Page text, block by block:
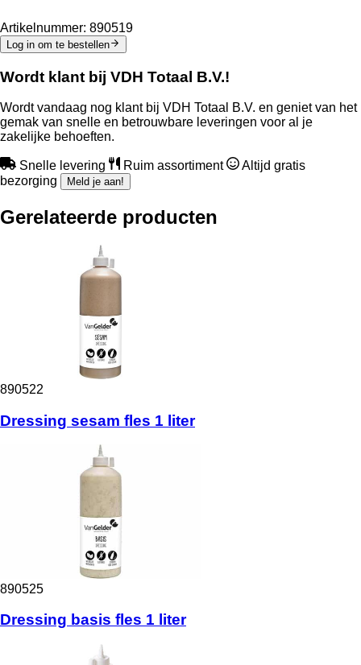
Artikelnummer: 890519
Log in om te bestellen
Wordt klant bij VDH Totaal B.V.!
Wordt vandaag nog klant bij VDH Totaal B.V. en geniet van het
gemak van snelle en betrouwbare leveringen voor al je
zakelijke behoeften.
Snelle levering Ruim assortiment
Altijd gratis
bezorging
Meld je aan!
Gerelateerde producten
890522
Dressing sesam fles 1 liter
890525
Dressing basis fles 1 liter